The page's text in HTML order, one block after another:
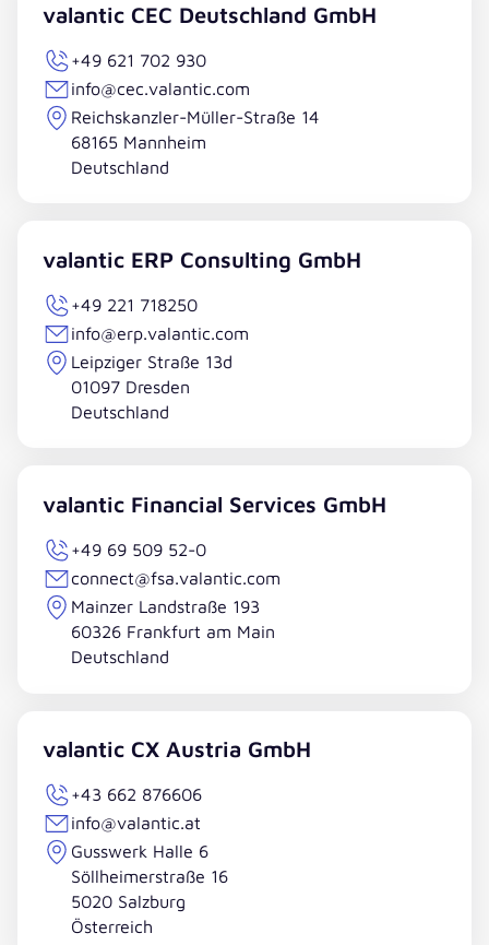
valantic CEC Deutschland GmbH
+49 621 702 930
info@cec.valantic.com
Reichskanzler-Müller-Straße 14
68165 Mannheim
Deutschland
valantic ERP Consulting GmbH
+49 221 718250
info@erp.valantic.com
Leipziger Straße 13d
01097 Dresden
Deutschland
valantic Financial Services GmbH
+49 69 509 52-0
connect@fsa.valantic.com
Mainzer Landstraße 193
60326 Frankfurt am Main
Deutschland
valantic CX Austria GmbH
+43 662 876606
info@valantic.at
Gusswerk Halle 6
Söllheimerstraße 16
5020 Salzburg
Österreich